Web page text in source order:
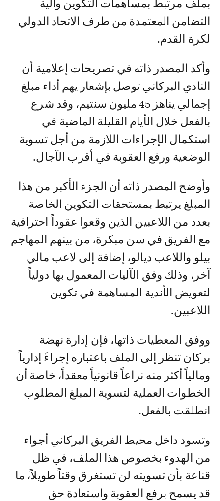
بملف مرتبط بمساهمات التكوين وآلية
التضامن المعتمدة من طرف الاتحاد الدولي
لكرة القدم.
وأكد المصدر ذاته في تصريحات إعلامية أن
النادي البركاني توصل بإشعار يهم أداء مبلغ
إجمالي يناهز 45 مليون سنتيم، وقد شرع
بالفعل خلال الأيام القليلة الماضية في
استكمال الإجراءات اللازمة من أجل تسوية
الوضعية ورفع العقوبة في أقرب الآجال.
وأوضح المصدر ذاته أن الجزء الأكبر من هذا
المبلغ يرتبط بمستحقات التكوين الخاصة
بعدد من اللاعبين الذين وقعوا عقوداً احترافية
مع الفريق في سن مبكرة، من بينهم المهاجم
بيلو واللاعب ديالو، إضافة إلى لاعب مالي
آخر، وذلك وفق الآليات المعمول بها دولياً
لتعويض الأندية المساهمة في تكوين
اللاعبين.
ووفق المعطيات ذاتها، فإن إدارة نهضة
بركان تنظر إلى الملف باعتباره إجراءً إدارياً
ومالياً أكثر منه نزاعاً قانونياً معقداً، خاصة أن
الخطوات العملية لتسوية المبلغ المطلوب
انطلقت بالفعل.
وتسود داخل محيط الفريق البركاني أجواء
من الهدوء بخصوص هذا الملف، في ظل
قناعة بأن تسويته لن تستغرق وقتاً طويلاً، ما
قد يسمح برفع العقوبة واستعادة حق